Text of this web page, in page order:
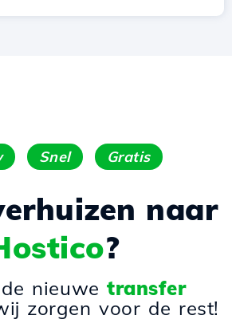
Snel Gratis
naar
?
de nieuwetransfer
zorgen voor de rest!